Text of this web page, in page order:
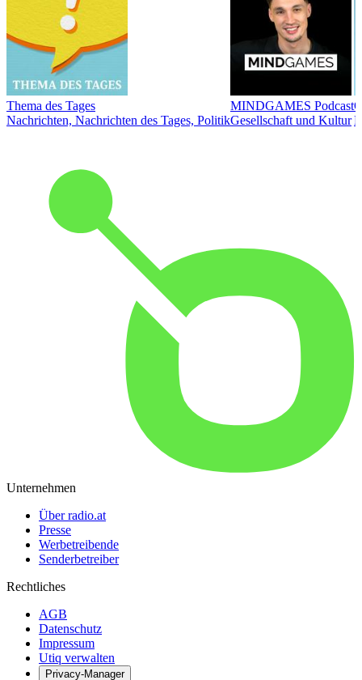
Thema des Tages
Nachrichten, Nachrichten des Tages, Politik
MINDGAMES Podcast
Gesellschaft und Kultur
Unternehmen
Über radio.at
Presse
Werbetreibende
Senderbetreiber
Rechtliches
AGB
Datenschutz
Impressum
Utiq verwalten
Privacy-Manager